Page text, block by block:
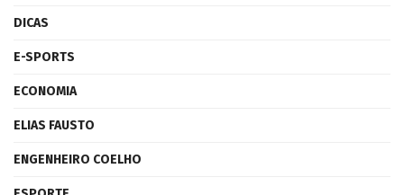
DICAS
E-SPORTS
ECONOMIA
ELIAS FAUSTO
ENGENHEIRO COELHO